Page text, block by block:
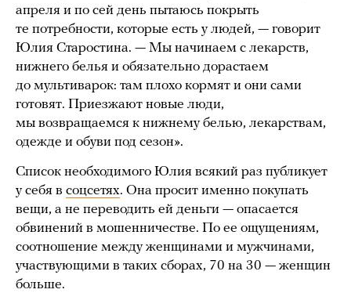
апреля и по сей день пытаюсь покрыть
те потребности, которые есть у людей, — говорит
Юлия Старостина. — Мы начинаем с лекарств,
нижнего белья и обязательно дорастаем
до мультиварок: там плохо кормят и они сами
готовят. Приезжают новые люди,
мы возвращаемся к нижнему белью, лекарствам,
одежде и обуви под сезон».
Список необходимого Юлия всякий раз публикует
у себя в соцсетях. Она просит именно покупать
вещи, а не переводить ей деньги — опасается
обвинений в мошенничестве. По ее ощущениям,
соотношение между женщинами и мужчинами,
участвующими в таких сборах, 70 на 30 — женщин
больше.